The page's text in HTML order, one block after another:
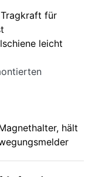
für
leicht
hält